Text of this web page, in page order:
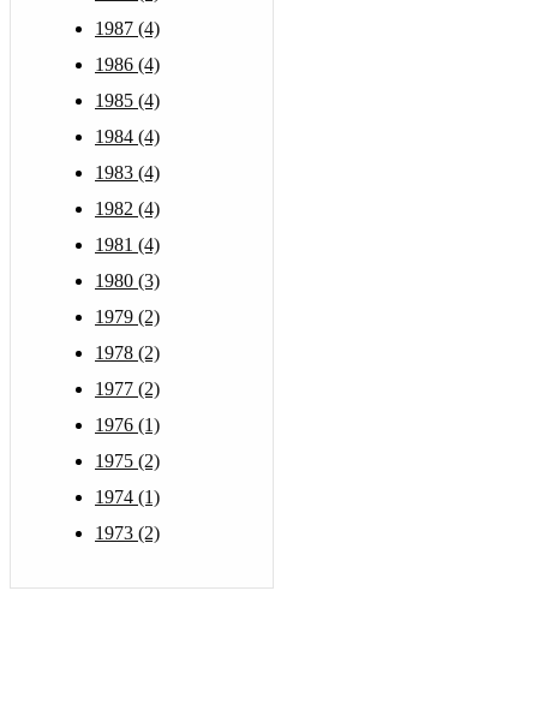
1987 (4)
1986 (4)
1985 (4)
1984 (4)
1983 (4)
1982 (4)
1981 (4)
1980 (3)
1979 (2)
1978 (2)
1977 (2)
1976 (1)
1975 (2)
1974 (1)
1973 (2)